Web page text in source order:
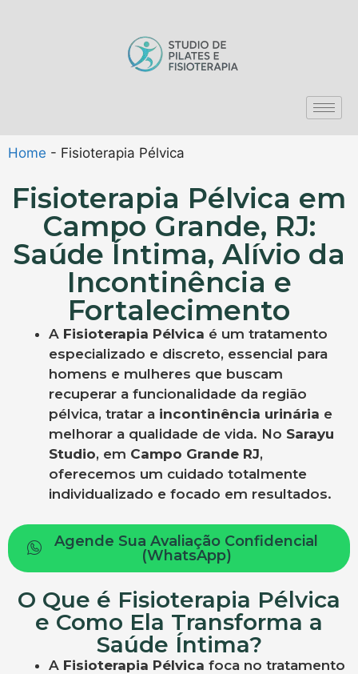
Home - Fisioterapia Pélvica
Fisioterapia Pélvica em
Campo Grande, RJ:
Saúde Íntima, Alívio da
Incontinência e
Fortalecimento
A Fisioterapia Pélvica é um tratamento
especializado e discreto, essencial para
homens e mulheres que buscam
recuperar a funcionalidade da região
pélvica, tratar a incontinência urinária e
melhorar a qualidade de vida. No Sarayu
Studio, em Campo Grande RJ,
oferecemos um cuidado totalmente
individualizado e focado em resultados.
Agende Sua Avaliação Confidencial
(WhatsApp)
O Que é Fisioterapia Pélvica
e Como Ela Transforma a
Saúde Íntima?
A Fisioterapia Pélvica foca no tratamento